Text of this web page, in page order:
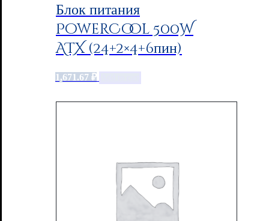
Блок питания
PowerCool 500W
ATX (24+2×4+6пин)
1,671.67 ₽